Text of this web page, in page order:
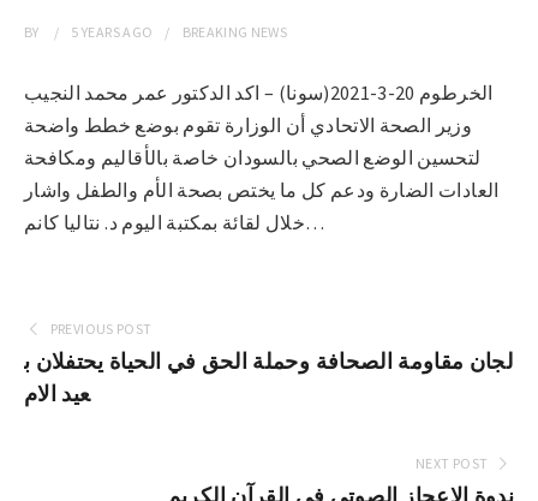
BY 5 YEARSAGO BREAKING NEWS
الخرطوم 20-3-2021(سونا) – اكد الدكتور عمر محمد النجيب
وزير الصحة الاتحادي أن الوزارة تقوم بوضع خطط واضحة
لتحسين الوضع الصحي بالسودان خاصة بالأقاليم ومكافحة
العادات الضارة ودعم كل ما يختص بصحة الأم والطفل واشار
خلال لقائة بمكتبة اليوم د. نتاليا كانم…
PREVIOUS POST
لجان مقاومة الصحافة وحملة الحق في الحياة يحتفلان ب
عيد الام
NEXT POST